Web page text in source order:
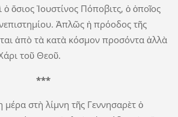
ὁ ὅσιος Ἰουστίνος Πόποβιτς, ὁ ὁποῖος
Ἁπλῶς ἡ πρό­οδος τῆς
ἀπὸ τὰ κατὰ κόσμον προσόντα ἀλλὰ
τοῦ Θεοῦ.
***
στὴ λίμνη τῆς Γεννησαρὲτ ὁ